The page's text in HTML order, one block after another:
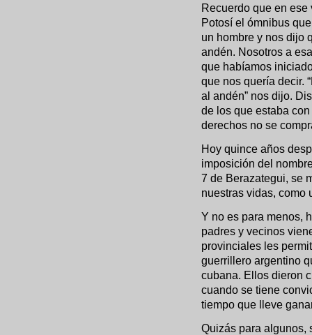
Recuerdo que en
Potosí el ómnibus
un hombre y nos dijo
andén. Nosotros a
que habíamos
que nos quería decir.
al andén” nos dijo.
de los que estaba
derechos no se
Hoy quince años
imposición del
7 de Berazategui, se
nuestras vidas, como
Y no es para menos,
padres y vecinos
provinciales les
guerrillero argentino
cubana. Ellos dieron
cuando se tiene
tiempo que lleve
Quizás para algunos,